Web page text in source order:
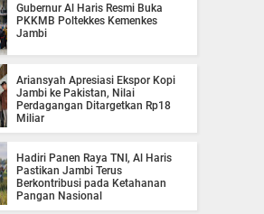
Gubernur Al Haris Resmi Buka
PKKMB Poltekkes Kemenkes
Jambi
Ariansyah Apresiasi Ekspor Kopi
Jambi ke Pakistan, Nilai
Perdagangan Ditargetkan Rp18
Miliar
Hadiri Panen Raya TNI, Al Haris
Pastikan Jambi Terus
Berkontribusi pada Ketahanan
Pangan Nasional